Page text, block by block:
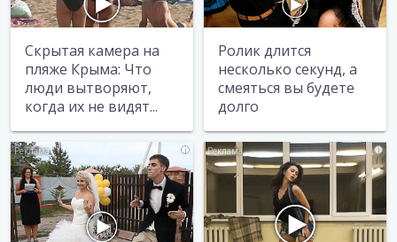
Скрытая камера на
пляже Крыма: Что
люди вытворяют,
когда их не видят...
Ролик длится
несколько секунд, а
смеяться вы будете
долго
i i